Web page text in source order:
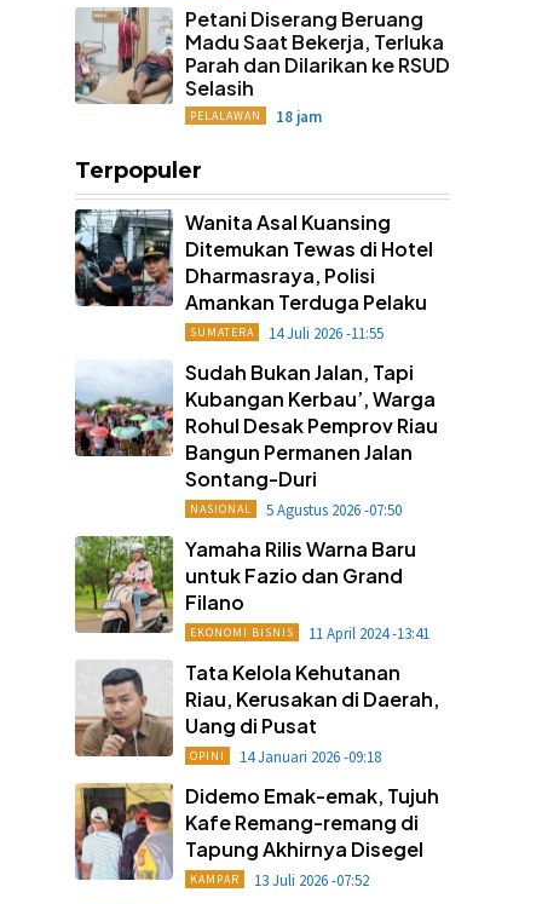
Petani Diserang Beruang
Madu Saat Bekerja, Terluka
Parah dan Dilarikan ke RSUD
Selasih
PELALAWAN 18 jam
Terpopuler
Wanita Asal Kuansing
Ditemukan Tewas di Hotel
Dharmasraya, Polisi
Amankan Terduga Pelaku
SUMATERA 14 Juli 2026 -11:55
Sudah Bukan Jalan, Tapi
Kubangan Kerbau’, Warga
Rohul Desak Pemprov Riau
Bangun Permanen Jalan
Sontang-Duri
NASIONAL 5 Agustus 2026 -07:50
Yamaha Rilis Warna Baru
untuk Fazio dan Grand
Filano
EKONOMI BISNIS 11 April 2024 -13:41
Tata Kelola Kehutanan
Riau, Kerusakan di Daerah,
Uang di Pusat
OPINI 14 Januari 2026 -09:18
Didemo Emak-emak, Tujuh
Kafe Remang-remang di
Tapung Akhirnya Disegel
KAMPAR 13 Juli 2026 -07:52